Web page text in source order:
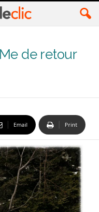
de retour
Email Print